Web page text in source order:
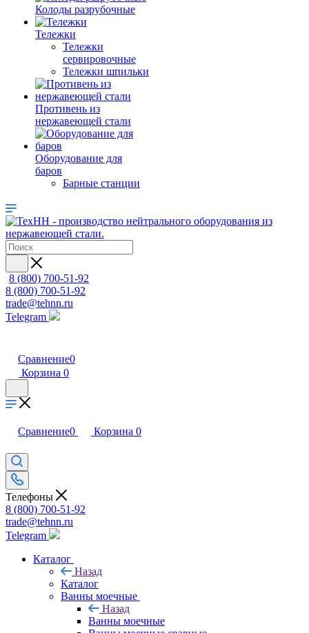
Колоды разрубочные
Тележки
Тележки
сервировочные
Тележки шпильки
Противень из
нержавеющей стали
Оборудование для
баров
Барные станции
8 (800) 700-51-92
8 (800) 700-51-92
trade@tehnn.ru
Telegram
Сравнение0
Корзина 0
Сравнение0 Корзина 0
Телефоны
8 (800) 700-51-92
trade@tehnn.ru
Telegram
Каталог
Назад
Каталог
Ванны моечные
Назад
Ванны моечные